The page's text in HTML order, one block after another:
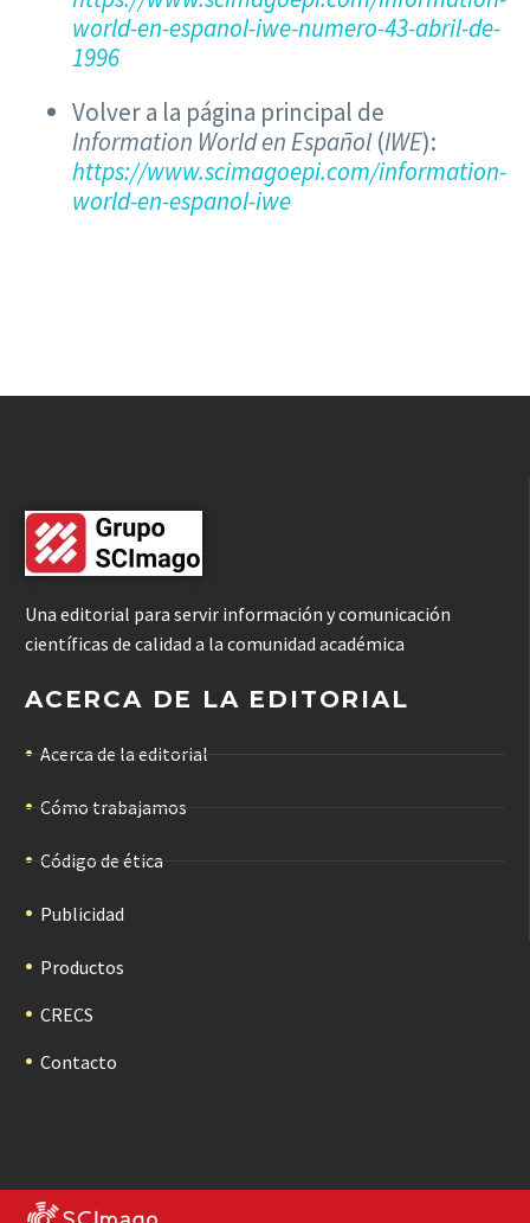
world-en-espanol-iwe-numero-43-abril-de-
1996
Volver a la página principal de
Information World en Español (IWE):
https://www.scimagoepi.com/information-
world-en-espanol-iwe
Una editorial para servir información y comunicación
científicas de calidad a la comunidad académica
ACERCA DE LA EDITORIAL
Acerca de la editorial
Cómo trabajamos
Código de ética
Publicidad
Productos
CRECS
Contacto